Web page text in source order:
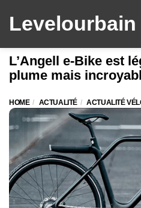
Levelourbain
L’Angell e-Bike est
plume mais
HOME ACTUALITÉ ACTUALITÉ